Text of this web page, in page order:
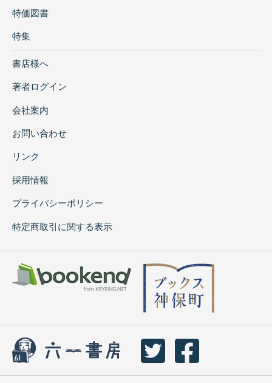
特価図書
特集
書店様へ
著者ログイン
会社案内
お問い合わせ
リンク
採用情報
プライバシーポリシー
特定商取引に関する表示